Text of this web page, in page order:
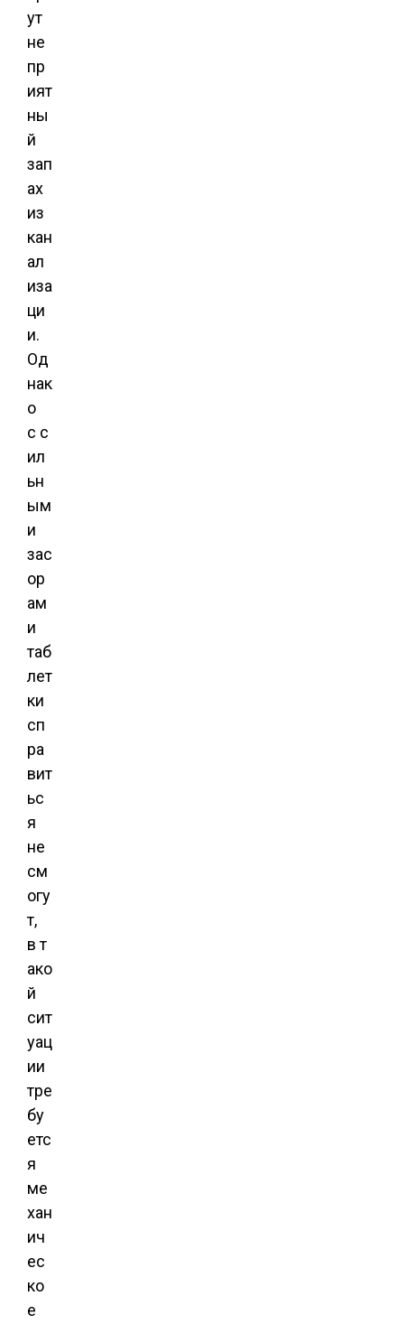
ут
не
пр
ият
ны
й
зап
ах
из
кан
ал
иза
ци
и.
Од
нак
о
с с
ил
ьн
ым
и
зас
ор
ам
и
таб
лет
ки
сп
ра
вит
ьс
я
не
см
огу
т,
в т
ако
й
сит
уац
ии
тре
бу
етс
я
ме
хан
ич
ес
ко
е